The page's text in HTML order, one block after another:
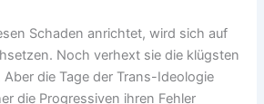
Schaden anrichtet, wird sich auf
Noch verhext sie die klügsten
die Tage der Trans-Ideologie
die Progressiven ihren Fehler